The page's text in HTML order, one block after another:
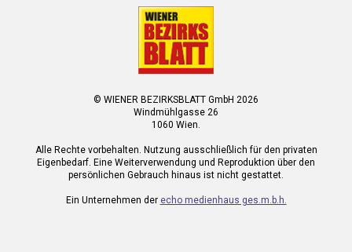
© WIENER BEZIRKSBLATT GmbH 2026
Windmühlgasse 26
1060 Wien.
Alle Rechte vorbehalten. Nutzung ausschließlich für den privaten
Eigenbedarf. Eine Weiterverwendung und Reproduktion über den
persönlichen Gebrauch hinaus ist nicht gestattet.
Ein Unternehmen der echo medienhaus ges.m.b.h.